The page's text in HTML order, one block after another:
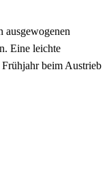
ausgewogenen
Eine leichte
beim Austrieb